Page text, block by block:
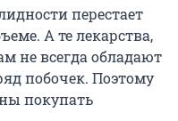
перестает
А те лекарства,
не всегда обладают
побочек. Поэтому
покупать